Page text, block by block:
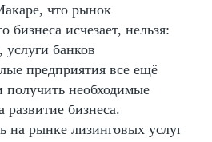
что рынок
бизнеса исчезает, нельзя:
услуги банков
предприятия все ещё
необходимые
развитие бизнеса.
на рынке лизинговых услуг